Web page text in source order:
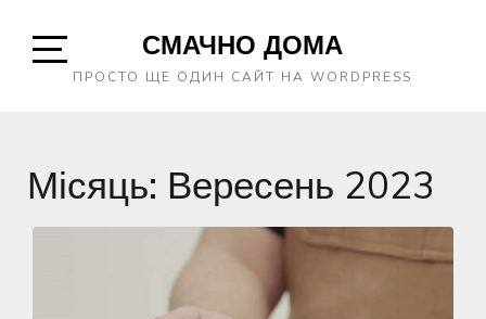
Open
СМАЧНО ДОМА
ПРОСТО ЩЕ ОДИН САЙТ НА WORDPRESS
Місяць: Вересень 2023